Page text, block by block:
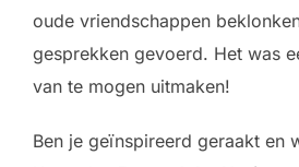
oude vriendschappen
gesprekken gevoerd. Het was
van te mogen uitmaken!
Ben je geïnspireerd geraakt en